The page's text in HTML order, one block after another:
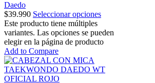
Daedo
$39.990 Seleccionar opciones
Este producto tiene múltiples
variantes. Las opciones se pueden
elegir en la página de producto
Add to Compare